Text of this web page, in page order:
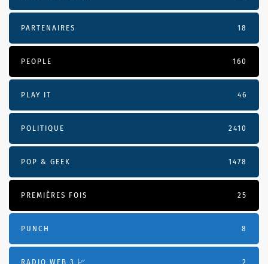
PARTENAIRES 18
PEOPLE 160
PLAY IT 46
POLITIQUE 2410
POP & GEEK 1478
PREMIÈRES FOIS 25
PUNCH 8
RADIO WEB 3 📈 2